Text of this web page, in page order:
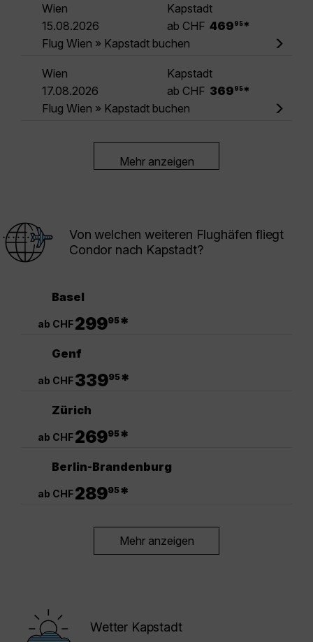
Wien
Kapstadt
15.08.2026
ab CHF 469 95 *
Flug Wien » Kapstadt buchen
Wien
Kapstadt
17.08.2026
ab CHF 369 95 *
Flug Wien » Kapstadt buchen
Mehr anzeigen
Von welchen weiteren Flughäfen fliegt
Condor nach Kapstadt?
Basel
ab CHF29995*
Genf
ab CHF33995*
Zürich
ab CHF26995*
Berlin-Brandenburg
ab CHF28995*
Mehr anzeigen
Wetter Kapstadt